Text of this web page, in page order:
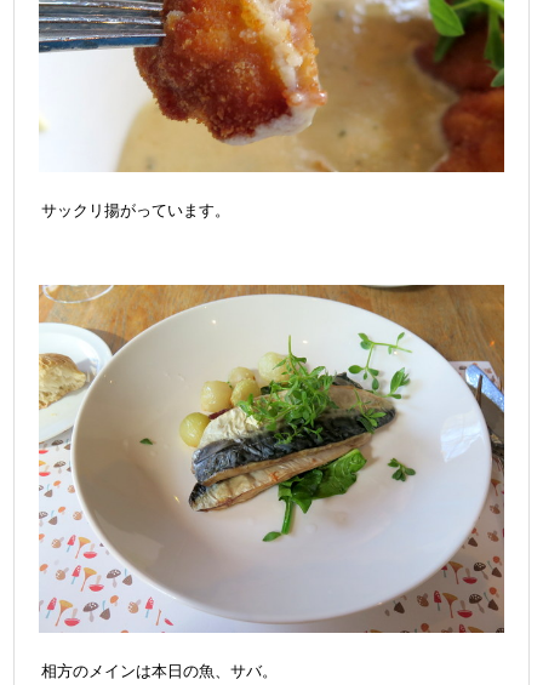
サックリ揚がっています。
相方のメインは本日の魚、サバ。